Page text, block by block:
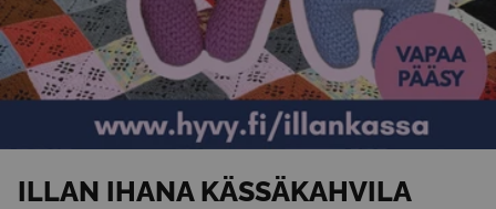
ILLAN IHANA KÄSSÄKAHVILA